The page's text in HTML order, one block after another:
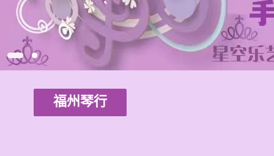
福州琴行